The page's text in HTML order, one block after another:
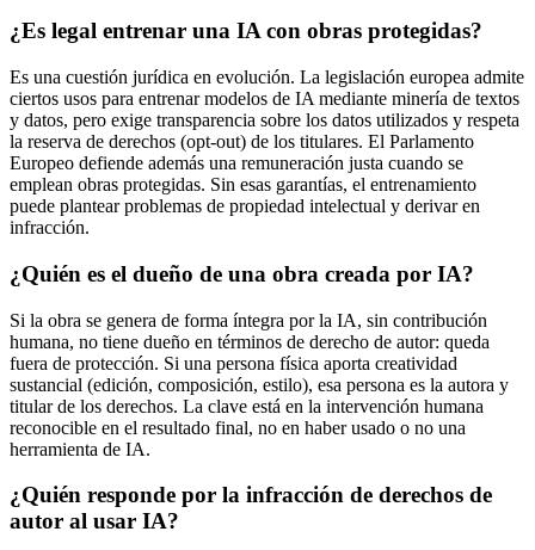
¿Es legal entrenar una IA con obras protegidas?
Es una cuestión jurídica en evolución. La legislación europea admite
ciertos usos para entrenar modelos de IA mediante minería de textos
y datos, pero exige transparencia sobre los datos utilizados y respeta
la reserva de derechos (opt-out) de los titulares. El Parlamento
Europeo defiende además una remuneración justa cuando se
emplean obras protegidas. Sin esas garantías, el entrenamiento
puede plantear problemas de propiedad intelectual y derivar en
infracción.
¿Quién es el dueño de una obra creada por IA?
Si la obra se genera de forma íntegra por la IA, sin contribución
humana, no tiene dueño en términos de derecho de autor: queda
fuera de protección. Si una persona física aporta creatividad
sustancial (edición, composición, estilo), esa persona es la autora y
titular de los derechos. La clave está en la intervención humana
reconocible en el resultado final, no en haber usado o no una
herramienta de IA.
¿Quién responde por la infracción de derechos de
autor al usar IA?